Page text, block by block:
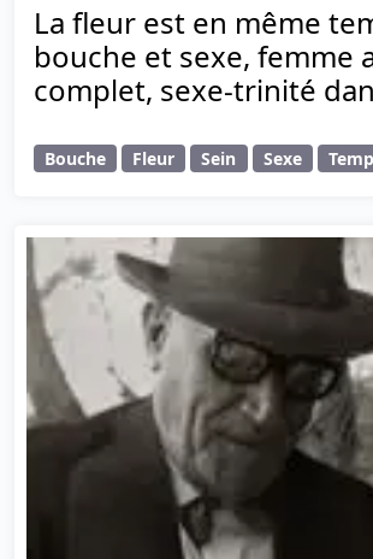
La fleur est en même
bouche et sexe, femme
complet, sexe-trinité
Bouche Fleur Sein Sexe